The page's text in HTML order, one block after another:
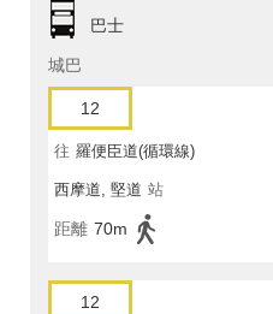
巴士
城巴
12
往 羅便臣道(循環線)
西摩道, 堅道 站
距離 70m
12